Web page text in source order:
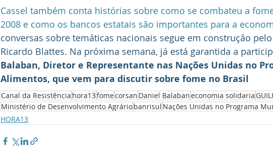
Cassel também conta histórias sobre como se combateu a
2008 e como os bancos estatais são importantes para a
conversas sobre temáticas nacionais segue em construção
Ricardo Blattes. Na próxima semana, já está garantida a
Balaban, Diretor e Representante nas Nações Unidas no
Alimentos, que vem para discutir sobre fome no Brasil
Canal da Resistência hora13fomecorsan Daniel Balabaneconomia solidaria
Ministério de Desenvolvimento Agráriobanrisul Nações Unidas no Programa
HORA13